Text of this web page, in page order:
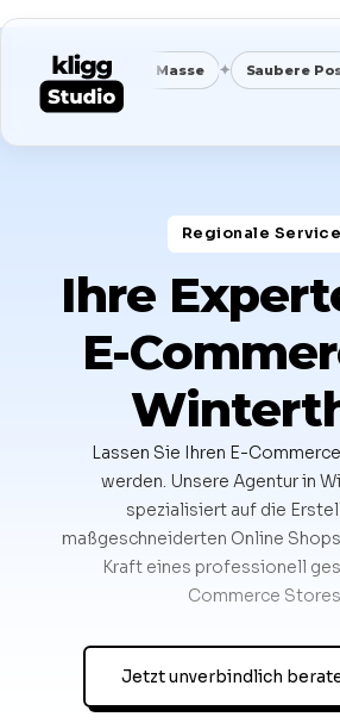
statt Masse Saubere Positionierung
Regionale
Ihre
E-
Lassen Sie Ihren E-
werden. Unsere Agentur in
spezialisiert auf die
maßgeschneiderten Online
Kraft eines professionell
Commerce
Jetzt unverbindlich